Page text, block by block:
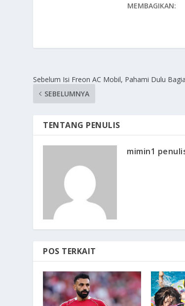
MEMBAGIKAN:
Sebelum Isi Freon AC Mobil, Pahami Dulu
SEBELUMNYA
TENTANG PENULIS
mimin1
POS TERKAIT